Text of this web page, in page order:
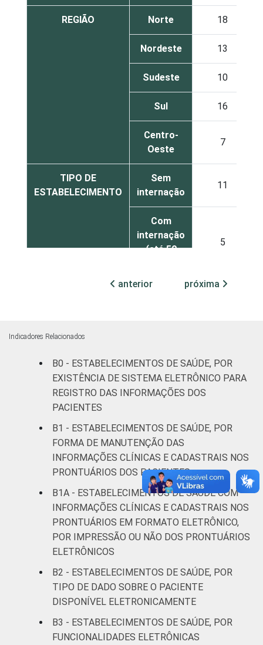
REGIÃO Norte 18
Nordeste 13
Sudeste 10
Sul 16
Centro-
Oeste
7
TIPO DE
ESTABELECIMENTO
Sem
internação
11
Com
internação
(até 50
5
Serviço de
apoio à
diagnose e
22
LOCALIZAÇÃO Capital 20
Interior 10
Fonte: CGI.br/NIC.br, Centro Regional de
Estudos para o Desenvolvimento da
Sociedade da Informação (Cetic.br),
Pesquisa sobre o uso das Tecnologias de
Informação e Comunicação nos
estabelecimentos de saúde brasileiros - TIC
Saúde 2016.
anterior próxima
Indicadores Relacionados
B0 - ESTABELECIMENTOS DE SAÚDE, POR
EXISTÊNCIA DE SISTEMA ELETRÔNICO PARA
REGISTRO DAS INFORMAÇÕES DOS
PACIENTES
B1 - ESTABELECIMENTOS DE SAÚDE, POR
FORMA DE MANUTENÇÃO DAS
INFORMAÇÕES CLÍNICAS E CADASTRAIS NOS
PRONTUÁRIOS DOS PACIENTES
B1A - ESTABELECIMENTOS DE SAÚDE COM
INFORMAÇÕES CLÍNICAS E CADASTRAIS NOS
PRONTUÁRIOS EM FORMATO ELETRÔNICO,
POR IMPRESSÃO OU NÃO DOS PRONTUÁRIOS
ELETRÔNICOS
B2 - ESTABELECIMENTOS DE SAÚDE, POR
TIPO DE DADO SOBRE O PACIENTE
DISPONÍVEL ELETRONICAMENTE
B3 - ESTABELECIMENTOS DE SAÚDE, POR
FUNCIONALIDADES ELETRÔNICAS